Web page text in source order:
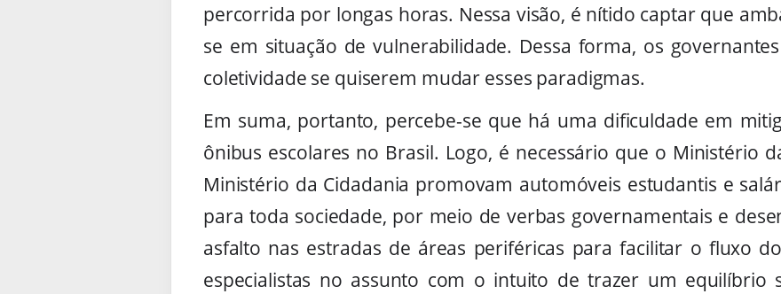
percorrida por longas horas. Nessa visão, é nítido captar que
se em situação de vulnerabilidade. Dessa forma, os
coletividade se quiserem mudar esses paradigmas.
Em suma, portanto, percebe-se que há uma dificuldade em
ônibus escolares no Brasil. Logo, é necessário que o Ministério
Ministério da Cidadania promovam automóveis estudantis e
para toda sociedade, por meio de verbas governamentais e
asfalto nas estradas de áreas periféricas para facilitar o fluxo
especialistas no assunto com o intuito de trazer um equilíbrio